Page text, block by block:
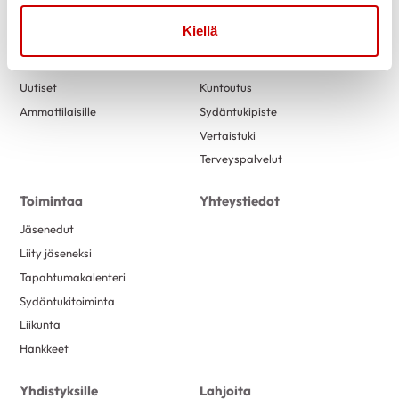
Kiellä
Link to facebook
Link to twitter
Link to instagram
Link to youtube
Tietoa
Uutiset
Ammattilaisille
Tukea
Kuntoutus
Sydäntukipiste
Vertaistuki
Terveyspalvelut
Toimintaa
Jäsenedut
Liity jäseneksi
Tapahtumakalenteri
Sydäntukitoiminta
Liikunta
Hankkeet
Yhteystiedot
Yhdistyksille Lahjoita